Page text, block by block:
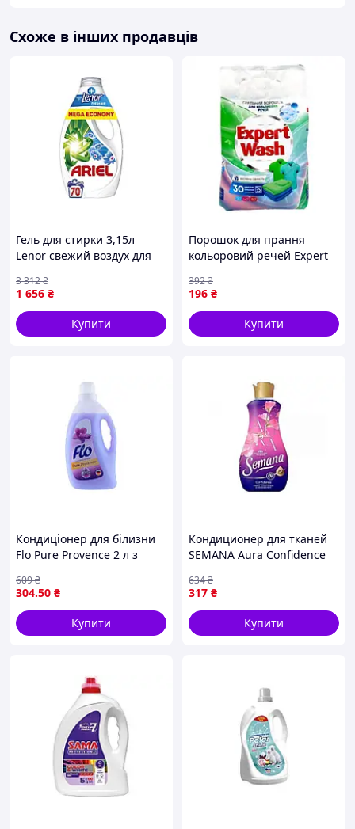
Схоже в інших продавців
Гель для стирки 3,15л
Lenor свежий воздух для
длительной свежести
одежды
1 656 ₴
3 312₴
Купити
Порошок для прання
кольоровий речей Expert
196 ₴
392₴
Купити
Кондиціонер для білизни
Flo Pure Provence 2 л з
для м'якості та свіжості
тканин
304.50 ₴
609₴
Купити
Кондиционер для тканей
SEMANA Aura Confidence
свежести одежды
317 ₴
634₴
Купити